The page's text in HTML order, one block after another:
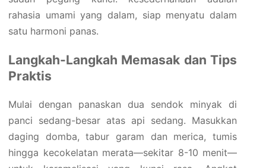
rahasia umami yang dalam, siap menyatu dalam
satu harmoni panas.
Langkah-Langkah Memasak dan Tips
Praktis
Mulai dengan panaskan dua sendok minyak di
panci sedang-besar atas api sedang. Masukkan
daging domba, tabur garam dan merica, tumis
hingga kecokelatan merata—sekitar 8-10 menit—